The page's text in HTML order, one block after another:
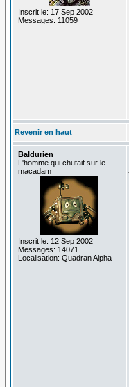
Inscrit le: 17 Sep 2002
Messages: 11059
Revenir en haut
Baldurien
L'homme qui chutait sur le
macadam
Inscrit le: 12 Sep 2002
Messages: 14071
Localisation: Quadran Alpha